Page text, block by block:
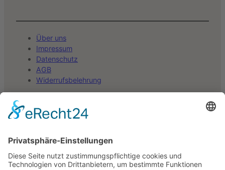
Über uns
Impressum
Datenschutz
AGB
Widerrufsbelehrung
Auf Kampfkunstwelt.com sind Partner-Links
(gekennzeichnet mit ↗). Wenn du auf einen dieser Links
erhalten wir ggf. eine Provision. Für dich entstehen keine
zusätzlichen Kosten. Danke für deine Unterstützung!
*Alle Preise inkl. gesetzlicher MwSt. und ggf. zzgl.